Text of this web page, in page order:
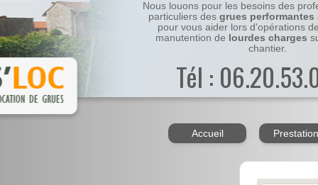
Nous louons pour les besoins des
particuliers des grues performantes
pour vous aider lors d'opérations
manutention de lourdes charges
chantier.
Tél :
Accueil